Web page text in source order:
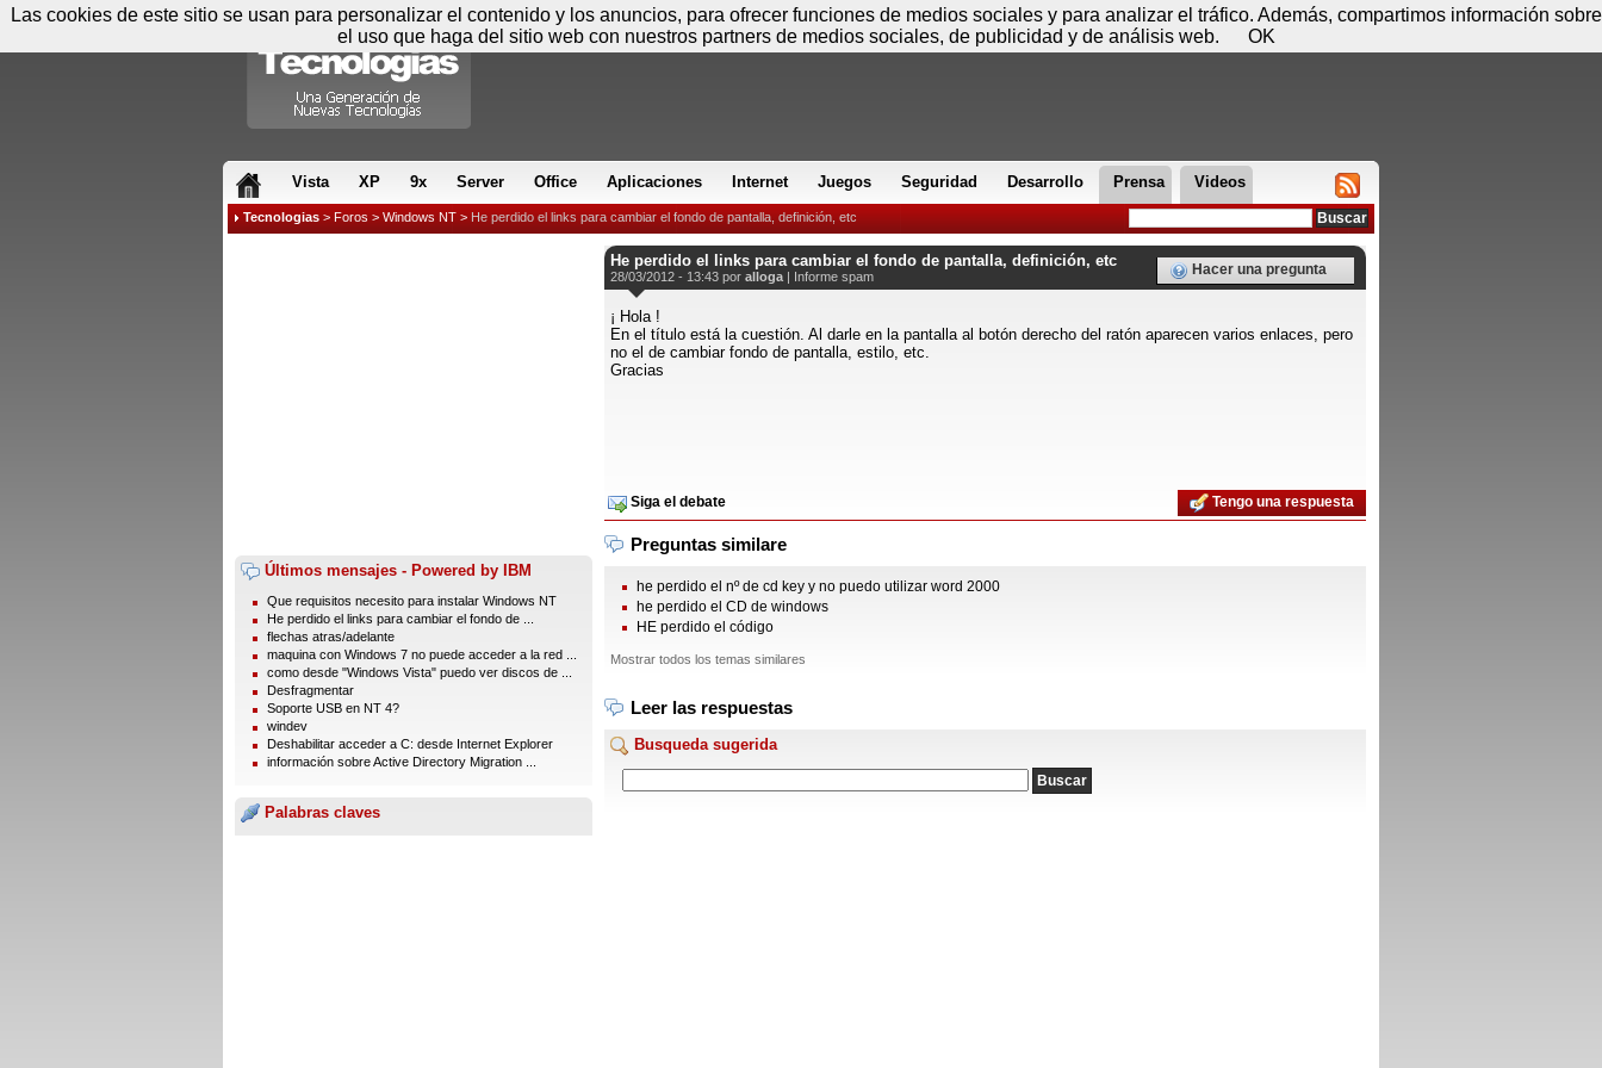
Vista XP 9x Server Office Aplicaciones Internet Juegos Seguridad Desarrollo Prensa Videos
Tecnologias > Foros > Windows NT > He perdido el links para cambiar el fondo de pantalla, definición, etc
Últimos mensajes - Powered by IBM
Que requisitos necesito para instalar Windows NT
He perdido el links para cambiar el fondo de ...
flechas atras/adelante
maquina con Windows 7 no puede acceder a la red ...
como desde "Windows Vista" puedo ver discos de ...
Desfragmentar
Soporte USB en NT 4?
windev
Deshabilitar acceder a C: desde Internet Explorer
información sobre Active Directory Migration ...
Palabras claves
He perdido el links para cambiar el fondo de pantalla, definición, etc
28/03/2012 - 13:43 por alloga | Informe spam Hacer una pregunta
¡ Hola !
En el título está la cuestión. Al darle en la pantalla al botón derecho del ratón aparecen varios enlaces, pero
no el de cambiar fondo de pantalla, estilo, etc.
Gracias
Siga el debate Tengo una respuesta
Preguntas similare
he perdido el nº de cd key y no puedo utilizar word 2000
he perdido el CD de windows
HE perdido el código
Mostrar todos los temas similares
Leer las respuestas
Busqueda sugerida
Sábado 08 de agosto - 11:35 Registrar Conectar
Las cookies de este sitio se usan para personalizar el contenido y los anuncios, para ofrecer funciones de medios sociales y para analizar el tráfico. Además, compartimos información sobre
el uso que haga del sitio web con nuestros partners de medios sociales, de publicidad y de análisis web.
OK